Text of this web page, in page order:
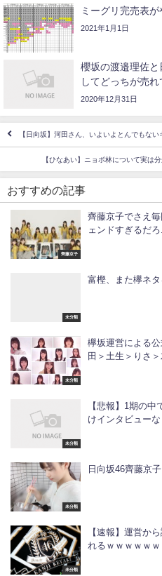
ミーグリ完売表が
2021年1月1日
櫻坂の渡邉理佐と
してどっちが売れ
2020年12月31日
【日向坂】河田さん、いよいよとんでもな
【ひなあい】ニョボ林について実は
おすすめの記事
齊藤京子
齊藤京子でさえ
ェンドすぎるだろ
未分類
富樫、また欅ネ
未分類
欅坂運営による
田＞土生＞りさ＞
未分類
【悲報】1期の
けインタビューな
未分類
日向坂46齊藤京
未分類
【速報】運営か
れるｗｗｗｗｗｗ